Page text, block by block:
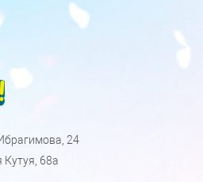
24
Кутуя, 68а